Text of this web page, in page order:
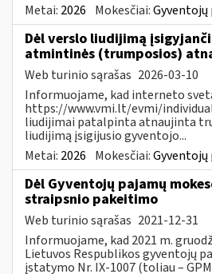
Metai: 2026 Mokesčiai:
Dėl verslo liudijimą
atmintinės (trumposios)
Web turinio sąrašas 2026-03-10
Informuojame, kad interneto
https://www.vmi.lt/evmi/
liudijimai patalpinta atnaujinta
liudijimą įsigijusio gyventojo...
Metai: 2026 Mokesčiai:
Dėl Gyventojų pajamų
straipsnio pakeitimo
Web turinio sąrašas 2021-12-31
Informuojame, kad 2021 m.
Lietuvos Respublikos gyventojų
įstatymo Nr. IX-1007 (toliau –